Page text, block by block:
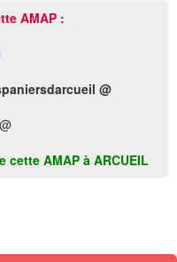
AMAP :
@
AMAP à ARCUEIL